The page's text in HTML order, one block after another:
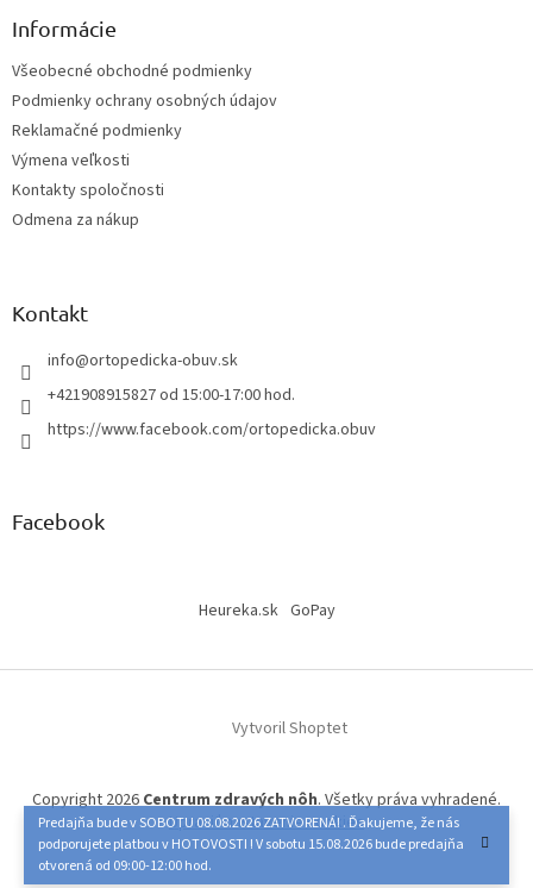
Predajňa bude v SOBOTU 08.08.2026 ZATVORENÁ! . Ďakujeme, že nás
podporujete platbou v HOTOVOSTI ! V sobotu 15.08.2026 bude predajňa
otvorená od 09:00-12:00 hod.
Informácie
Všeobecné obchodné podmienky
Podmienky ochrany osobných údajov
Reklamačné podmienky
Výmena veľkosti
Kontakty spoločnosti
Odmena za nákup
Kontakt
info@ortopedicka-obuv.sk
+421908915827 od 15:00-17:00 hod.
https://www.facebook.com/ortopedicka.obuv
Facebook
Heureka.sk GoPay
Vytvoril Shoptet
Copyright 2026 Centrum zdravých nôh. Všetky práva vyhradené.
Upraviť nastavenie cookies